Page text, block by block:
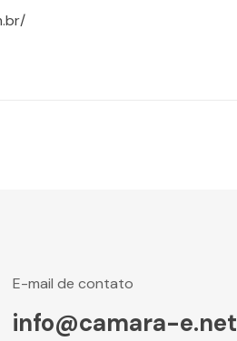
E-mail de contato
info@camara-e.net